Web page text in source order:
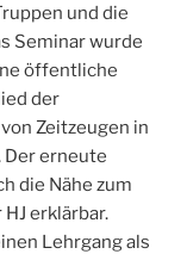
und die
Seminar wurde
öffentliche
der
Zeitzeugen in
Der erneute
die Nähe zum
erklärbar.
Lehrgang als